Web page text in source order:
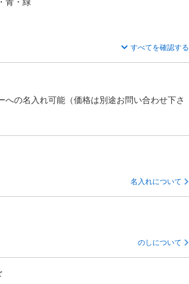
すべてを確認する
への名入れ可能（価格は別途お問い合わせ下さ
名入れについて
のしについて